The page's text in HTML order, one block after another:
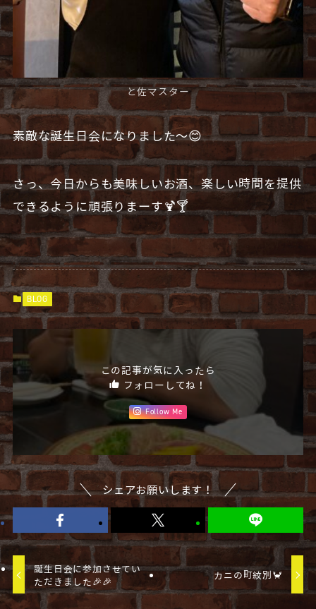
と佐マスター
素敵な誕生日会になりました〜😊
さっ、今日からも美味しいお酒、楽しい時間を提供
できるように頑張りまーす🍹🍸
BLOG
この記事が気に入ったら
フォローしてね！
Follow Me
シェアお願いします！
誕生日会に参加させてい
ただきました🎉🎉
カニの町紋別🦀